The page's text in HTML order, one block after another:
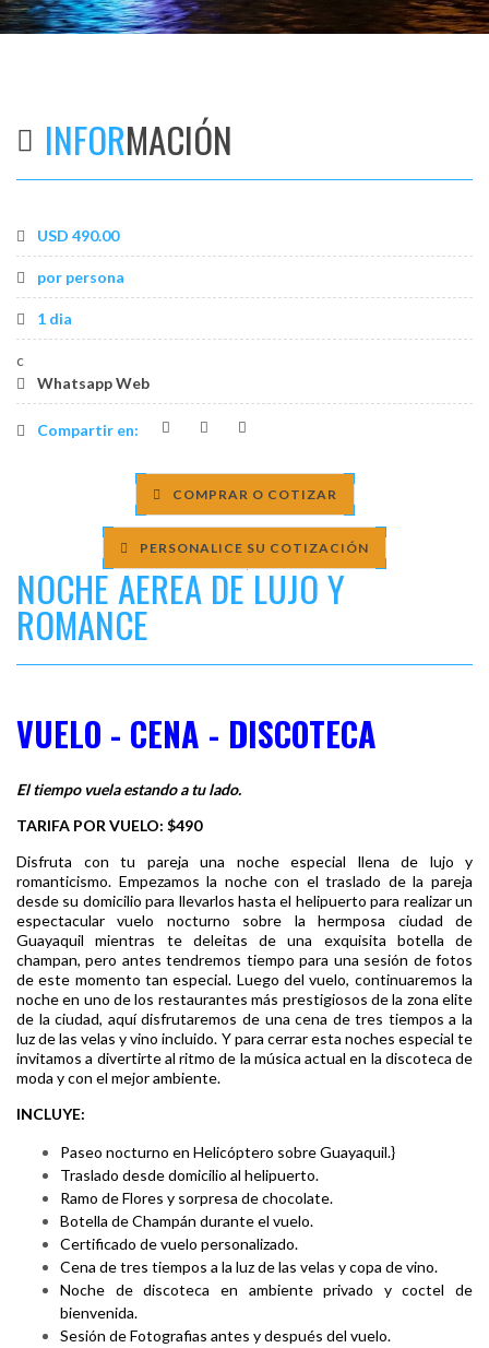
INFORMACIÓN
USD 490.00
por persona
1 dia
c
Whatsapp Web
Compartir en:
COMPRAR O COTIZAR
PERSONALICE SU COTIZACIÓN
NOCHE AEREA DE LUJO Y
ROMANCE
VUELO - CENA - DISCOTECA
El tiempo vuela estando a tu lado.
TARIFA POR VUELO: $490
Disfruta con tu pareja una noche especial llena de lujo y
romanticismo. Empezamos la noche con el traslado de la pareja
desde su domicilio para llevarlos hasta el helipuerto para realizar un
espectacular vuelo nocturno sobre la hermposa ciudad de
Guayaquil mientras te deleitas de una exquisita botella de
champan, pero antes tendremos tiempo para una sesión de fotos
de este momento tan especial. Luego del vuelo, continuaremos la
noche en uno de los restaurantes más prestigiosos de la zona elite
de la ciudad, aquí disfrutaremos de una cena de tres tiempos a la
luz de las velas y vino incluido. Y para cerrar esta noches especial te
invitamos a divertirte al ritmo de la música actual en la discoteca de
moda y con el mejor ambiente.
INCLUYE:
Paseo nocturno en Helicóptero sobre Guayaquil.}
Traslado desde domicilio al helipuerto.
Ramo de Flores y sorpresa de chocolate.
Botella de Champán durante el vuelo.
Certificado de vuelo personalizado.
Cena de tres tiempos a la luz de las velas y copa de vino.
Noche de discoteca en ambiente privado y coctel de
bienvenida.
Sesión de Fotografias antes y después del vuelo.